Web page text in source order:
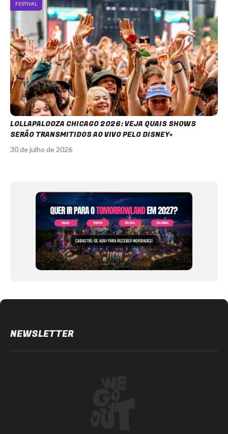
FESTIVAL
LOLLAPALOOZA CHICAGO 2026: VEJA QUAIS SHOWS
SERÃO TRANSMITIDOS AO VIVO PELO DISNEY+
30 de julho de 2026
NEWSLETTER